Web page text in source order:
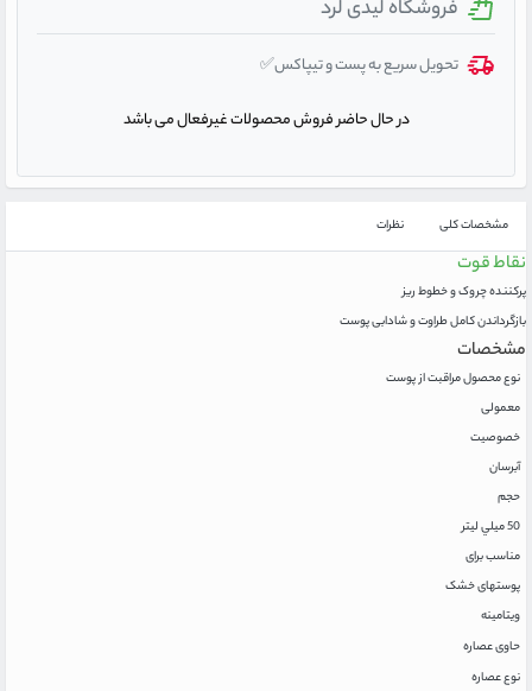
فروشگاه لیدی لرد
تحویل سریع به پست و تیپاکس✅
در حال حاضر فروش محصولات غیرفعال می باشد
مشخصات کلی نظرات
نقاط قوت
پرکننده چروک و خطوط ریز
بازگرداندن کامل طراوت و شادابی پوست
مشخصات
نوع محصول مراقبت از پوست
معمولی
خصوصیت
آبرسان
حجم
50 ميلي ليتر
مناسب برای
پوستهای خشک
ویتامینه
حاوی عصاره
نوع عصاره